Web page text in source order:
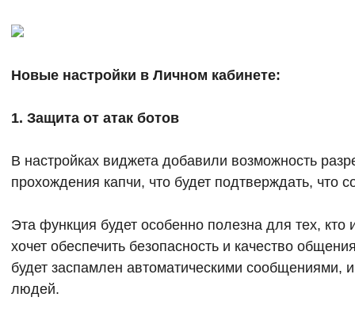
Новые настройки в Личном кабинете:
1. Защита от атак ботов
В настройках виджета добавили возможность
прохождения капчи, что будет подтверждать, что
Эта функция будет особенно полезна для тех,
хочет обеспечить безопасность и качество
будет заспамлен автоматическими сообщениями,
людей.